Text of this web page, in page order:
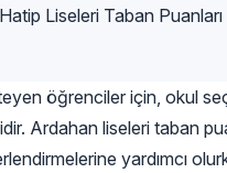
Liseleri Taban
öğrenciler için, okul
Ardahan liseleri taban
yardımcı